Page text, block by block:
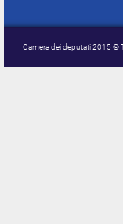
Camera dei deputati 2015 ©